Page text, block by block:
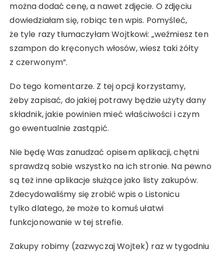
można dodać cenę, a nawet zdjęcie. O zdjęciu
dowiedziałam się, robiąc ten wpis. Pomyśleć,
że tyle razy tłumaczyłam Wojtkowi: „weźmiesz ten
szampon do kręconych włosów, wiesz taki żółty
z czerwonym”.
Do tego komentarze. Z tej opcji korzystamy,
żeby zapisać, do jakiej potrawy będzie użyty dany
składnik, jakie powinien mieć właściwości i czym
go ewentualnie zastąpić.
Nie będę Was zanudzać opisem aplikacji, chętni
sprawdzą sobie wszystko na ich stronie. Na pewno
są też inne aplikacje służące jako listy zakupów.
Zdecydowaliśmy się zrobić wpis o Listonicu
tylko dlatego, że może to komuś ułatwi
funkcjonowanie w tej strefie.
Zakupy robimy (zazwyczaj Wojtek) raz w tygodniu